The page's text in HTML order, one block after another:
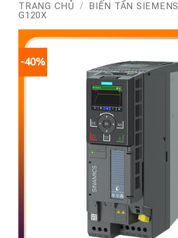
TRANG CHỦ / BIẾN TẦN SIEMENS
G120X
-40%